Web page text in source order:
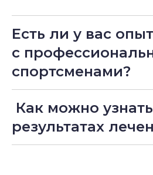
Есть ли у вас
с
спортсменами?
Как можно
результатах
Васютиной